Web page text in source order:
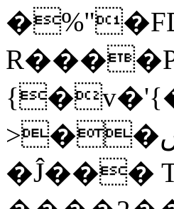
>��شX�E�����~�$���!
�Ĵ���